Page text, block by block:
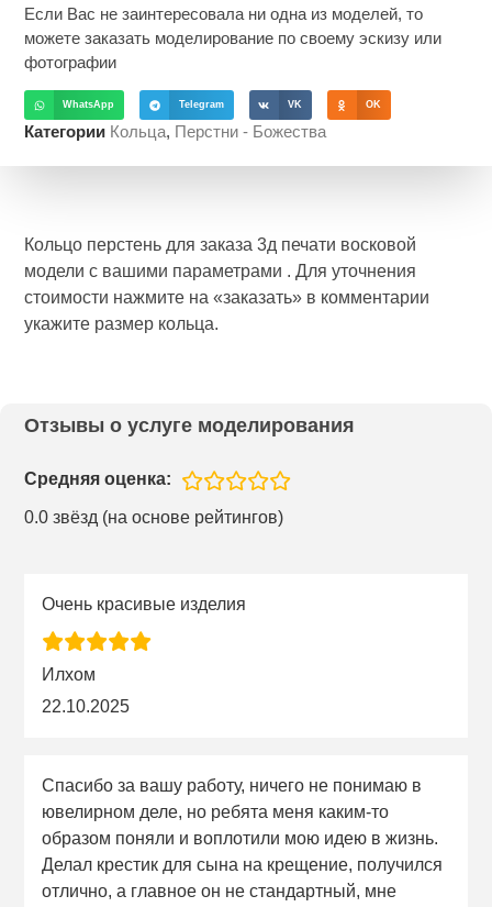
Если Вас не заинтересовала ни одна из моделей, то
можете заказать моделирование по своему эскизу или
фотографии
WhatsApp Telegram VK OK
Категории Кольца, Перстни - Божества
Кольцо перстень для заказа 3д печати восковой
модели с вашими параметрами . Для уточнения
стоимости нажмите на «заказать» в комментарии
укажите размер кольца.
Отзывы о услуге моделирования
Средняя оценка:
0.0 звёзд (на основе рейтингов)
Очень красивые изделия
Илхом
22.10.2025
Спасибо за вашу работу, ничего не понимаю в
ювелирном деле, но ребята меня каким-то
образом поняли и воплотили мою идею в жизнь.
Делал крестик для сына на крещение, получился
отлично, а главное он не стандартный, мне